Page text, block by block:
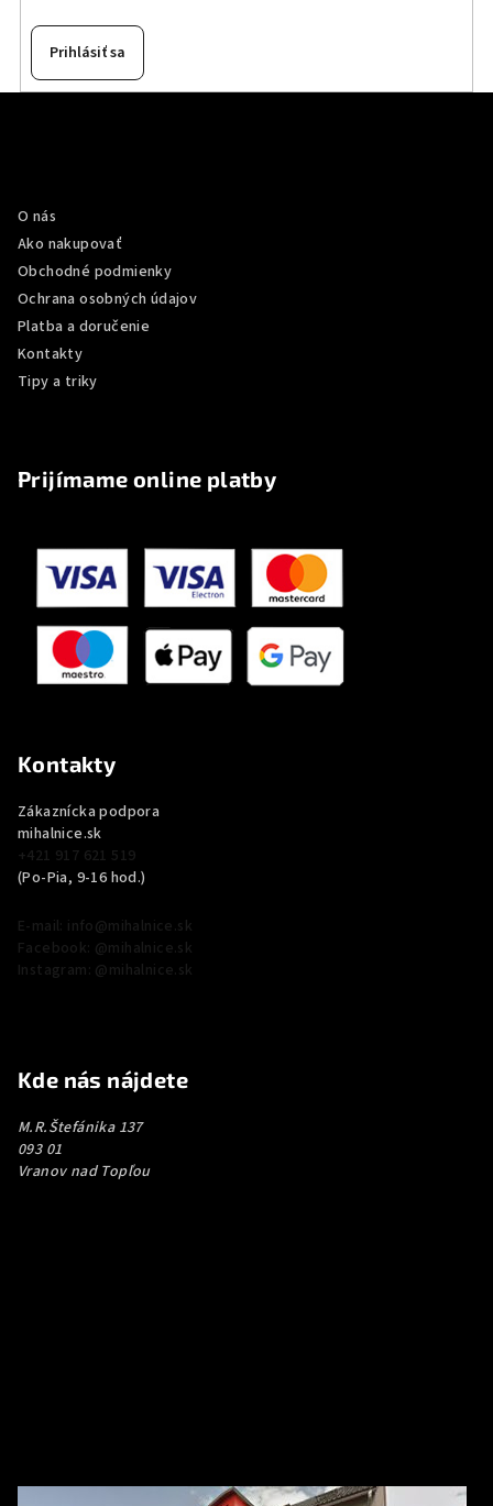
Prihlásiť sa
O nás
Ako nakupovať
Obchodné podmienky
Ochrana osobných údajov
Platba a doručenie
Kontakty
Tipy a triky
Prijímame online platby
Kontakty
Zákaznícka podpora
mihalnice.sk
+421 917 621 519
(Po-Pia, 9-16 hod.)
E-mail: info@mihalnice.sk
Facebook: @mihalnice.sk
Instagram: @mihalnice.sk
Kde nás nájdete
M.R.Štefánika 137
093 01
Vranov nad Topľou